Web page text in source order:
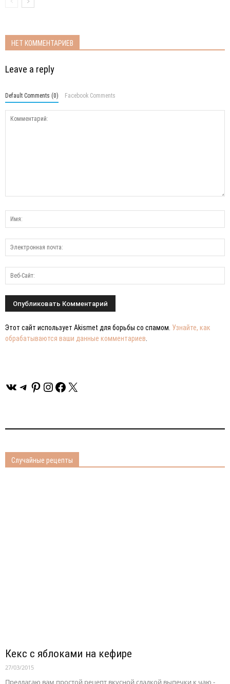
НЕТ КОММЕНТАРИЕВ
Leave a reply
Default Comments (0) Facebook Comments
Этот сайт использует Akismet для борьбы со спамом. Узнайте, как
обрабатываются ваши данные комментариев
ВКонтакте
Telegram
Pinterest
Instagram
Facebook
X
Случайные рецепты
Кекс с яблоками на кефире
27/03/2015
Предлагаю вам простой рецепт вкусной сладкой выпечки к чаю -